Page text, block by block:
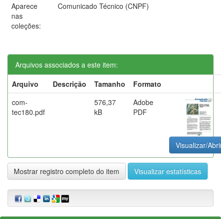
Aparece
nas
coleções:
Comunicado Técnico (CNPF)
Arquivos associados a este item:
Arquivo
Descrição Tamanho
Formato
com-
tec180.pdf
576,37
kB
Adobe
PDF
Visualizar/
Mostrar registro completo do item Visualizar estatísticas